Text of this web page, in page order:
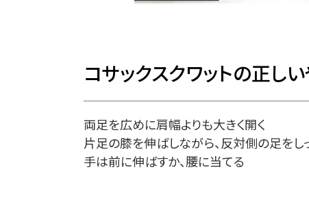
コサックスクワットの正し
両足を広めに肩幅よりも大きく開く
片足の膝を伸ばしながら、反対側の足をし
手は前に伸ばすか、腰に当てる